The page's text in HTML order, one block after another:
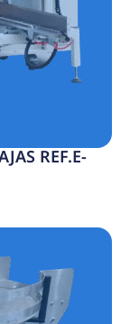
REF.E-